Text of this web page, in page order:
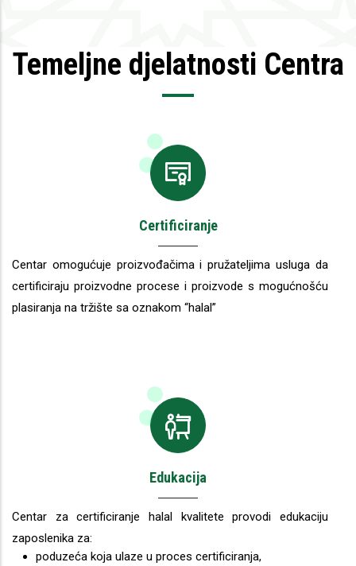
Temeljne djelatnosti Centra
Certificiranje
Centar omogućuje proizvođačima i pružateljima usluga da
certificiraju proizvodne procese i proizvode s mogućnošću
plasiranja na tržište sa oznakom “halal”
Edukacija
Centar za certificiranje halal kvalitete provodi edukaciju
zaposlenika za:
poduzeća koja ulaze u proces certificiranja,